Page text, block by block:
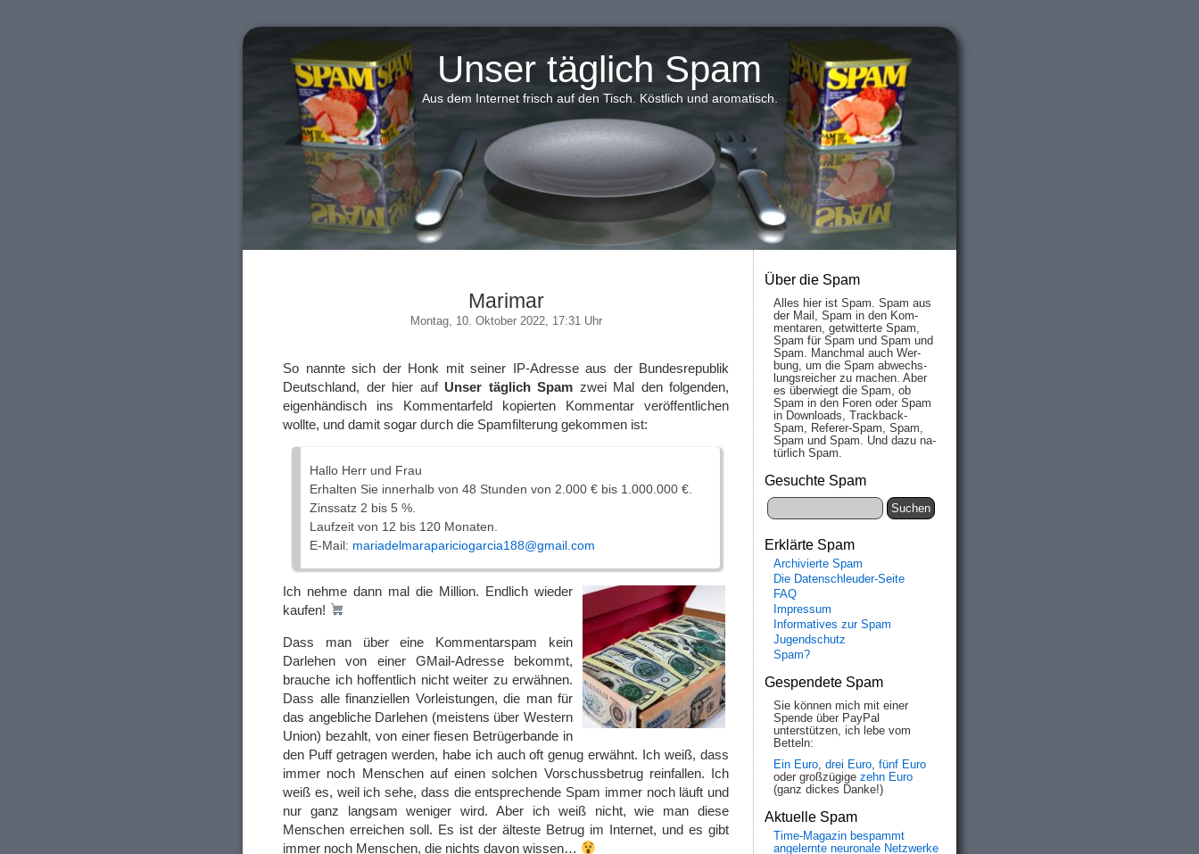
Unser täglich Spam
Aus dem Internet frisch auf den Tisch. Köstlich und aromatisch.
Marimar
Montag, 10. Oktober 2022, 17:31 Uhr
So nannte sich der Honk mit seiner IP-Adresse aus der Bundesrepublik
Deutschland, der hier auf Unser täglich Spam zwei Mal den folgenden,
eigenhändisch ins Kommentarfeld kopierten Kommentar veröffentlichen
wollte, und damit sogar durch die Spamfilterung gekommen ist:
Hallo Herr und Frau
Erhalten Sie innerhalb von 48 Stunden von 2.000 € bis 1.000.000 €.
Zinssatz 2 bis 5 %.
Laufzeit von 12 bis 120 Monaten.
E-Mail: mariadelmarapariciogarcia188@gmail.com
Ich nehme dann mal die Million. Endlich wieder
kaufen!
Dass man über eine Kommentarspam kein
Darlehen von einer GMail-Adresse bekommt,
brauche ich hoffentlich nicht weiter zu erwähnen.
Dass alle finanziellen Vorleistungen, die man für
das angebliche Darlehen (meistens über Western
Union) bezahlt, von einer fiesen Betrügerbande in
den Puff getragen werden, habe ich auch oft genug erwähnt. Ich weiß, dass
immer noch Menschen auf einen solchen Vorschussbetrug reinfallen. Ich
weiß es, weil ich sehe, dass die entsprechende Spam immer noch läuft und
nur ganz langsam weniger wird. Aber ich weiß nicht, wie man diese
Menschen erreichen soll. Es ist der älteste Betrug im Internet, und es gibt
immer noch Menschen, die nichts davon wissen…
Über die Spam
Alles hier ist Spam. Spam aus
der Mail, Spam in den Kom­
men­taren, ge­twit­ter­te Spam,
Spam für Spam und Spam und
Spam. Manch­mal auch Wer­
bung, um die Spam ab­wechs­
lungs­reich­er zu mach­en. Aber
es über­wiegt die Spam, ob
Spam in den Fo­ren oder Spam
in Down­loads, Track­back-
Spam, Re­fe­rer-Spam, Spam,
Spam und Spam. Und da­zu na­
tür­lich Spam.
Gesuchte Spam
Erklärte Spam
Archivierte Spam
Die Datenschleuder-Seite
FAQ
Impressum
Informatives zur Spam
Jugendschutz
Spam?
Gespendete Spam
Sie können mich mit einer
Spende über PayPal
unterstützen, ich lebe vom
Betteln:
Ein Euro, drei Euro, fünf Euro
oder großzügige zehn Euro
(ganz dickes Danke!)
Aktuelle Spam
Time-Magazin bespammt
angelernte neuronale Netzwerke